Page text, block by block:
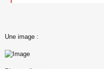
Une image :